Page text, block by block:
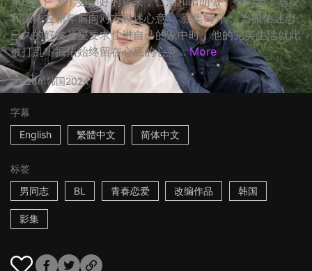
和振佑在新年前向对方表述心意。 影集简介： 当振佑迷恋
已久的好友基燮要求住进自己的家中时，他的完美生活就此
被打乱！振佑始终留在心底的心意... More
28m韩国2024
字幕
English
繁體中文 简体中文
标签
男同志
BL 青春恋爱 改编作品 韩国
影集